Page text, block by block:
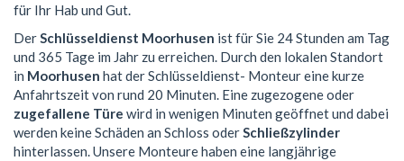
für Ihr Hab und Gut.
DerSchlüsseldienst Moorhusen ist für Sie 24 Stunden am Tag
und 365 Tage im Jahr zu erreichen. Durch den lokalen Standort
in Moorhusen hat der Schlüsseldienst- Monteur eine kurze
Anfahrtszeit von rund 20 Minuten. Eine zugezogene oder
zugefallene Türe wird in wenigen Minuten geöffnet und dabei
werden keine Schäden an Schloss oderSchließzylinder
hinterlassen. Unsere Monteure haben eine langjährige